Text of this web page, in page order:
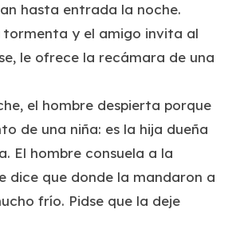
hasta entrada la noche.
tormenta y el amigo invita al
le ofrece la recámara de una
el hombre despierta porque
de una niña: es la hija dueña
El hombre consuela a la
dice que donde la mandaron a
frío. Pidse que la deje